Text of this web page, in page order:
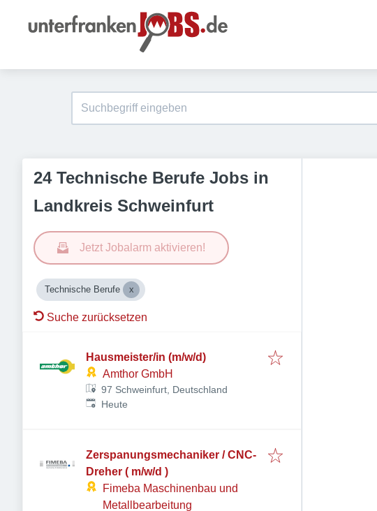
24 Technische Berufe Jobs in
Landkreis Schweinfurt
Jetzt Jobalarm aktivieren!
Technische Berufe
Suche zurücksetzen
Hausmeister/in (m/w/d)
Amthor GmbH
97 Schweinfurt, Deutschland
Veröffentlicht
Heute
Zerspanungsmechaniker / CNC-
Dreher ( m/w/d )
Fimeba Maschinenbau und
Metallbearbeitung